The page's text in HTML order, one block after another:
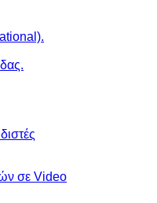
σε Video